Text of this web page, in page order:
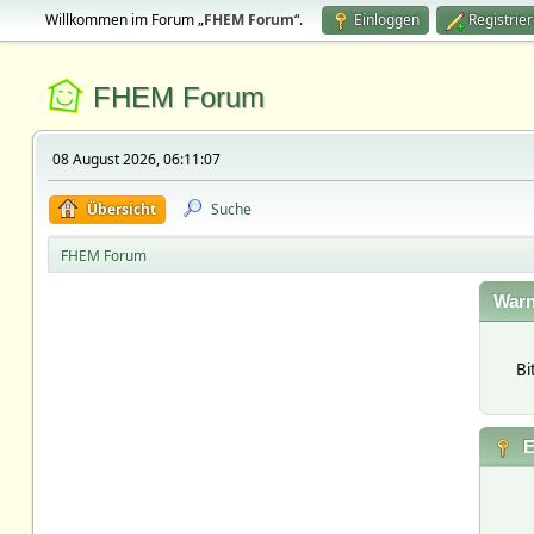
Willkommen im Forum „FHEM Forum“. Einloggen
FHEM Forum
08 August 2026, 06:11:07
Übersicht Suche
FHEM Forum